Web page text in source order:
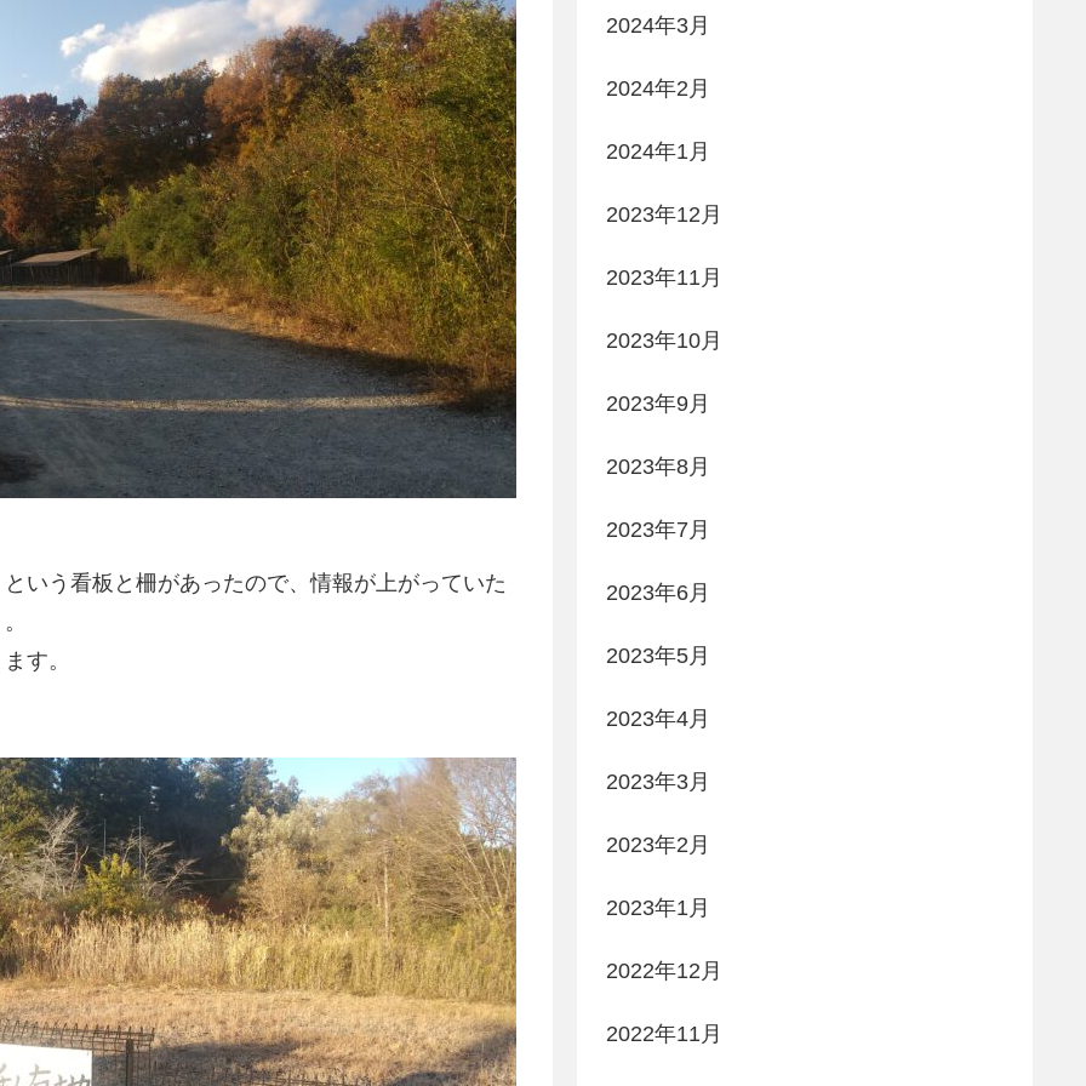
いう看板と柵があったので、情報が上がっていた
す。
2024年3月
2024年2月
2024年1月
2023年12月
2023年11月
2023年10月
2023年9月
2023年8月
2023年7月
2023年6月
2023年5月
2023年4月
2023年3月
2023年2月
2023年1月
2022年12月
2022年11月